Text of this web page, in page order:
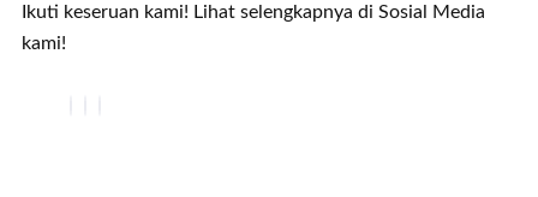
Ikuti keseruan kami! Lihat selengkapnya di Sosial Media
kami!